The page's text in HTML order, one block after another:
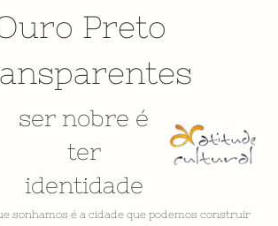
Preto
ser nobre é
ter
identidade
sonhamos é a cidade que podemos construir